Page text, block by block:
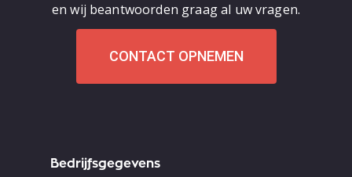
en wij beantwoorden graag al uw vragen.
CONTACT OPNEMEN
Bedrijfsgegevens